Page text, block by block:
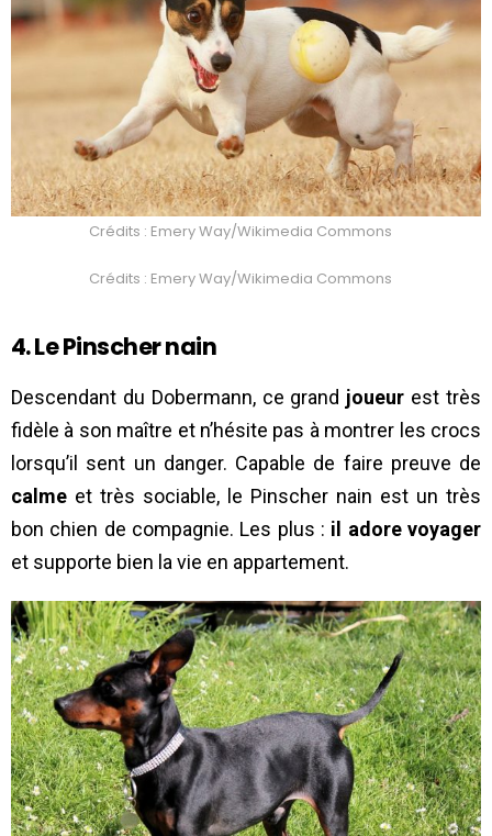
Crédits : Emery Way/Wikimedia Commons
Crédits : Emery Way/Wikimedia Commons
4. Le Pinscher nain
Descendant du Dobermann, ce grand joueur est très
fidèle à son maître et n’hésite pas à montrer les crocs
lorsqu’il sent un danger. Capable de faire preuve de
calme et très sociable, le Pinscher nain est un très
bon chien de compagnie. Les plus : il adore voyager
et supporte bien la vie en appartement.